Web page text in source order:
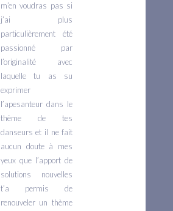
m’en voudras pas si
j’ai plus
particulièrement été
passionné par
l’originalité avec
laquelle tu as su
exprimer
l’apesanteur dans le
thème de tes
danseurs et il ne fait
aucun doute à mes
yeux que l’apport de
solutions nouvelles
t’a permis de
renouveler un thème